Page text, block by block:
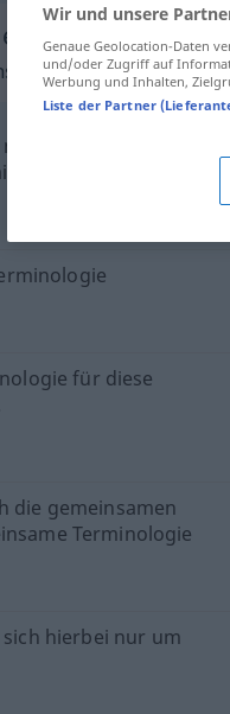
externen Quellen
Redaktion
einer
Frage
für diese
die gemeinsamen
Terminologie
hierbei nur um
Wir und unsere
Genaue Geolocation-Daten
und/oder Zugriff auf
Werbung und Inhalten,
Liste der Partner